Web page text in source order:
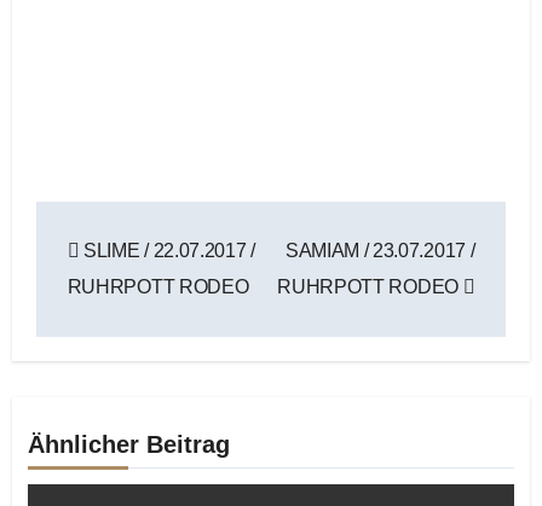
SLIME / 22.07.2017 /
RUHRPOTT RODEO
SAMIAM / 23.07.2017 /
RUHRPOTT RODEO
Ähnlicher Beitrag